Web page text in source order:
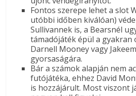
Fontos szerepe lehet a slot
utóbbi időben kiválóan)
Sullivannek is, a Bearsnél
támadójáték épül a gyakran
Darnell Mooney vagy
gyorsaságára.
Bár a számok alapján nem
futójátéka, ehhez David
is hozzájárult. Most viszont